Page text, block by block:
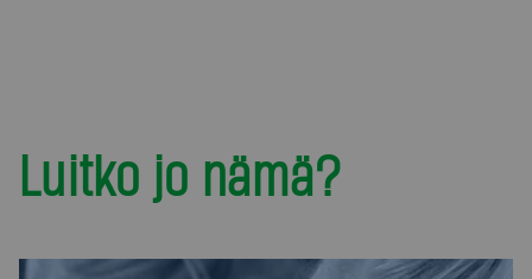
Luitko jo nämä?